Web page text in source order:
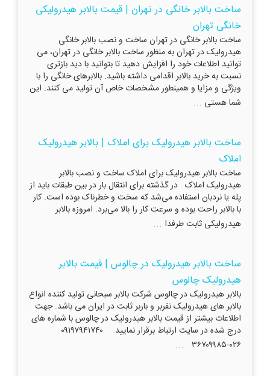
ساخت بالابر خانگی در تهران | قیمت بالابر هیدرولیکی
خانگی تهران
ساخت بالابر خانگی در تهران ساخت و نصب بالابر خانگی
هیدرولیک در تهران به منظور ساخت بالابر خانگی در تهران، می
توانید اطلاعات خود را افزایش دهید تا بتوانید با دید بازتری
نسبت به خرید بالابر اقدامی داشته باشید. بالابرهای خانگی را با
ویژگی و مزایا و همینطور مشخصات خاص آن تولید می کنند. این
شما هستی ...
ساخت بالابر هیدرولیک برای املاک | بالابر هیدرولیک
املاک
ساخت بالابر هیدرولیک برای املاک ساخت و نصب بالابر
هیدرولیک املاک در گذشته برای انتقال بار در بین طبقات باید از
پله یا نردبان استفاده می‌شد که سخت و خطرناک بوده است. کار
با بالابر راحت بوده و سرعت کار را بالا می‌برد. امروزه بالابر
هیدرولیکی ثابت طرفدا ...
ساخت بالابر هیدرولیک در چالوس | قیمت بالابر
هیدرولیک چالوس
بالابر هیدرولیک در چالوس شرکت بالابر سبحانی تولید کننده انواع
بالابر های هیدرولیک نفربر و باربر ثابت در ایران می باشد. جهت
اطلاعات بیشتر از قیمت بالابر هیدرولیک در چالوس با شماره های
۰۲۶-۳۶۷۰۹۹۸۵
...